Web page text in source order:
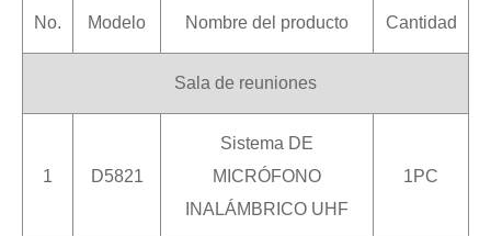
No. Modelo Nombre del producto Cantidad
Sala de reuniones
1 D5821
Sistema DE
MICRÓFONO
INALÁMBRICO UHF
1PC